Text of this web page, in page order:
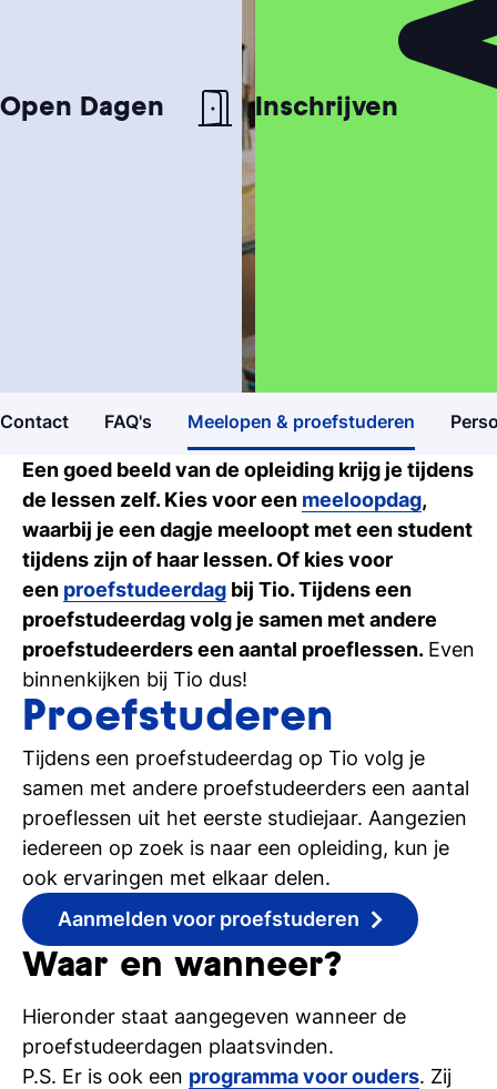
Open Dagen Inschrijven
Contact FAQ's Meelopen & proefstuderen
Hulp nodig bij het kiezen van je studie?
Ontvang meer informatie over onze
Ontdek Tio's opleidingen op de open dag
Meelopen/Proefstuderen
Ontdek hoe het is om student bij Tio te
zijn
Persoonlijk gesprek
Stel al jouw vragen in een 1-op-1-gesprek
Inschrijven studie
Weet je het al? Schrijf je dan in bij Tio
Een goed beeld van de opleiding krijg je tijdens
de lessen zelf. Kies voor een meeloopdag,
waarbij je een dagje meeloopt met een student
tijdens zijn of haar lessen. Of kies voor
een proefstudeerdag bij Tio. Tijdens een
proefstudeerdag volg je samen met andere
proefstudeerders een aantal proeflessen. Even
binnenkijken bij Tio dus!
Proefstuderen
Tijdens een proefstudeerdag op Tio volg je
samen met andere proefstudeerders een aantal
proeflessen uit het eerste studiejaar. Aangezien
iedereen op zoek is naar een opleiding, kun je
ook ervaringen met elkaar delen.
Aanmelden voor proefstuderen
Waar en wanneer?
Hieronder staat aangegeven wanneer de
proefstudeerdagen plaatsvinden.
P.S. Er is ook een programma voor ouders. Zij